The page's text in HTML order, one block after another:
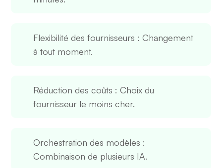
Flexibilité des fournisseurs : Changement
à tout moment.
Réduction des coûts : Choix du
fournisseur le moins cher.
Orchestration des modèles :
Combinaison de plusieurs IA.